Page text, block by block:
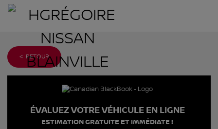
< RETOUR
ÉVALUEZ VOTRE VÉHICULE EN LIGNE
ESTIMATION GRATUITE ET IMMÉDIATE !